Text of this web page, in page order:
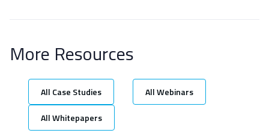
More Resources
All Case Studies All Webinars
All Whitepapers